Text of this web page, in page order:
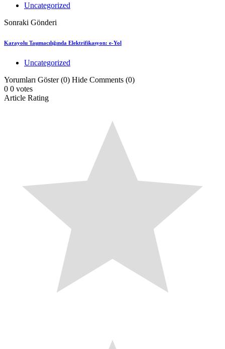
Uncategorized
Sonraki Gönderi
Karayolu Taşımacılığında Elektrifikasyon: e-Yol
Uncategorized
Yorumları Göster (0) Hide Comments (0)
0 0 votes
Article Rating